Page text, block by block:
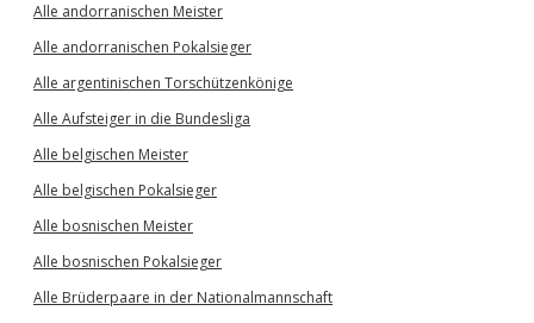
Alle andorranischen Meister
Alle andorranischen Pokalsieger
Alle argentinischen Torschützenkönige
Alle Aufsteiger in die Bundesliga
Alle belgischen Meister
Alle belgischen Pokalsieger
Alle bosnischen Meister
Alle bosnischen Pokalsieger
Alle Brüderpaare in der Nationalmannschaft